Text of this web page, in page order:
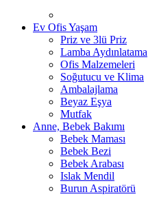
Ev Ofis Yaşam
Priz ve 3lü Priz
Lamba Aydınlatama
Ofis Malzemeleri
Soğutucu ve Klima
Ambalajlama
Beyaz Eşya
Mutfak
Anne, Bebek Bakımı
Bebek Maması
Bebek Bezi
Bebek Arabası
Islak Mendil
Burun Aspiratörü